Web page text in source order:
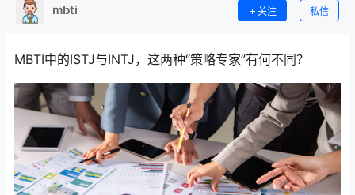
mbti 关注 私信
MBTI中的ISTJ与INTJ，这两种“策略专家”有何不同？